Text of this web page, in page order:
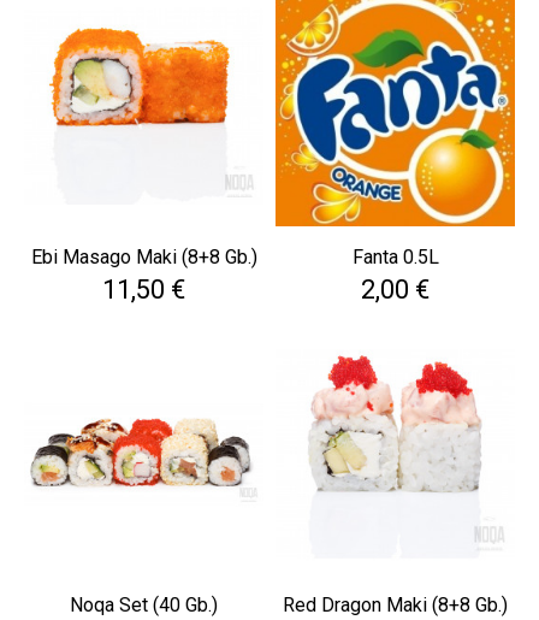
Ebi Masago Maki (8+8 Gb.)
Cena
11,50 €
Fanta 0.5L
Cena
2,00 €
Noqa Set (40 Gb.) Red Dragon Maki (8+8 Gb.)